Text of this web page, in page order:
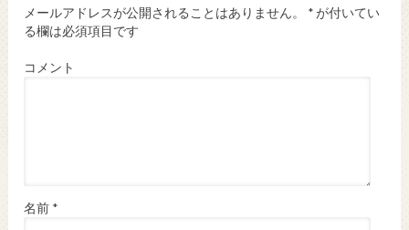
メールアドレスが公開されることはありません。 *が付いてい
る欄は必須項目です
コメント
名前 *